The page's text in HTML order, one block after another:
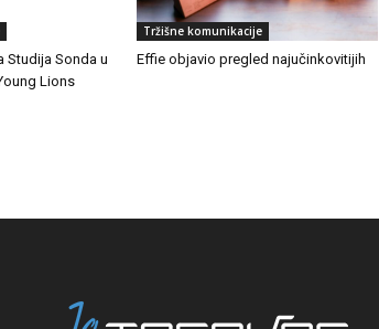
Studija Sonda u
Lions
Tržišne komunikacije
Effie objavio pregled najučinkovitijih